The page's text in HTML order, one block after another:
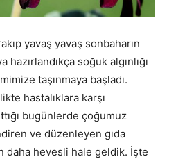
yavaş yavaş sonbaharın
hazırlandıkça soğuk algınlığı
taşınmaya başladı.
hastalıklara karşı
bugünlerde çoğumuz
ve düzenleyen gıda
daha hevesli hale geldik. İşte